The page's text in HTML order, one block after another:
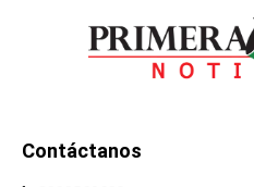
Contáctanos